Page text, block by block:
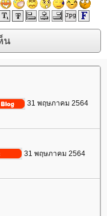
31 พฤษภาคม 2564
31 พฤษภาคม 2564